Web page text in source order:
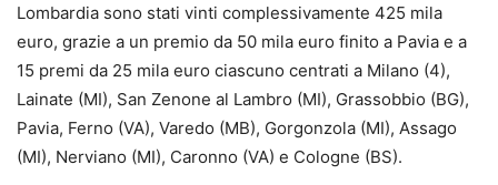
Lombardia sono stati vinti complessivamente 425 mila
euro, grazie a un premio da 50 mila euro finito a Pavia e a
15 premi da 25 mila euro ciascuno centrati a Milano (4),
Lainate (MI), San Zenone al Lambro (MI), Grassobbio (BG),
Pavia, Ferno (VA), Varedo (MB), Gorgonzola (MI), Assago
(MI), Nerviano (MI), Caronno (VA) e Cologne (BS).